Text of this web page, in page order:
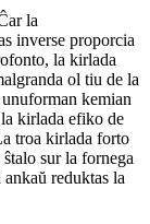
la
inverse proporcia
la kirlada
ol tiu de la
kemian
kirlada efiko de
troa kirlada forto
sur la fornega
reduktas la